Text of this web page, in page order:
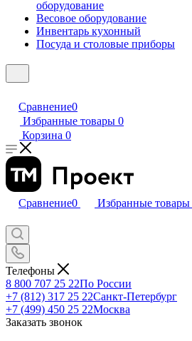
оборудование
Весовое оборудование
Инвентарь кухонный
Посуда и столовые приборы
Сравнение0
Избранные товары 0
Корзина 0
Сравнение0 Избранные товары
Телефоны
8 800 707 25 22По России
+7 (812) 317 25 22Санкт-Петербург
+7 (499) 450 25 22Москва
Заказать звонок